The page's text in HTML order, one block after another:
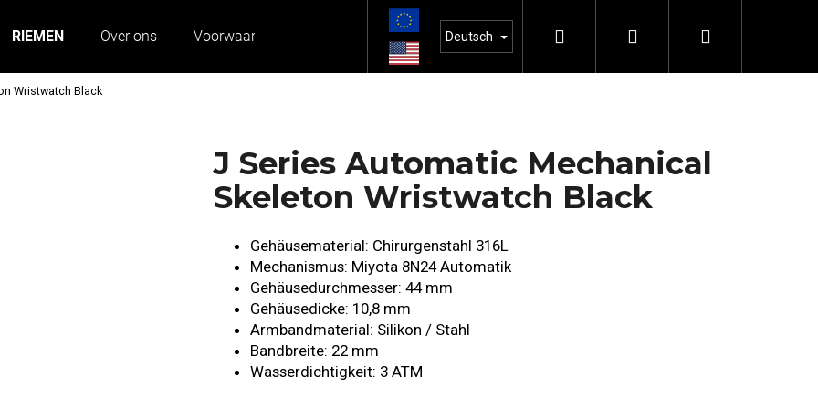
RIEMEN Over ons Voorwaarden Deutsch Suchen Login Warenkorb
Wristwatch Black
J Series Automatic Mechanical
Skeleton Wristwatch Black
Gehäusematerial: Chirurgenstahl 316L
Mechanismus: Miyota 8N24 Automatik
Gehäusedurchmesser: 44 mm
Gehäusedicke: 10,8 mm
Armbandmaterial: Silikon / Stahl
Bandbreite: 22 mm
Wasserdichtigkeit: 3 ATM
Was suchen Sie?
SUCHEN